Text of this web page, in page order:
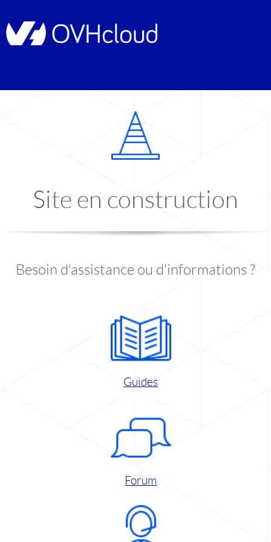
Site en construction
Besoin d'assistance ou d'informations ?
Guides
Forum